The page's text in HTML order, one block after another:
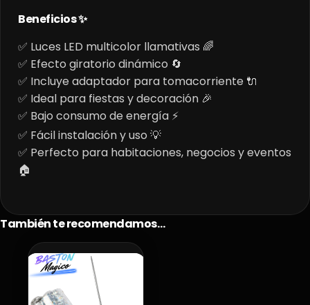
Beneficios ✨
✅ Luces LED multicolor llamativas 🌈
✅ Efecto giratorio dinámico 🔄
✅ Incluye adaptador para tomacorriente 🔌
✅ Ideal para fiestas y decoración 🎉
✅ Bajo consumo de energía ⚡
✅ Fácil instalación y uso 💡
✅ Perfecto para habitaciones, negocios y eventos
🏠
También te recomendamos…